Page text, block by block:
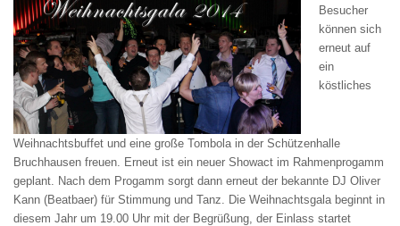
Besucher
können sich
erneut auf
ein
köstliches
Weihnachtsbuffet und eine große Tombola in der Schützenhalle
Bruchhausen freuen. Erneut ist ein neuer Showact im Rahmenprogamm
geplant. Nach dem Progamm sorgt dann erneut der bekannte DJ Oliver
Kann (Beatbaer) für Stimmung und Tanz. Die Weihnachtsgala beginnt in
diesem Jahr um 19.00 Uhr mit der Begrüßung, der Einlass startet